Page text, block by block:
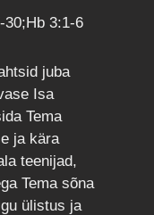
30;Hb 3:1-6
juba
Isa
Tema
ja kära
teenijad,
Tema sõna
ülistus ja